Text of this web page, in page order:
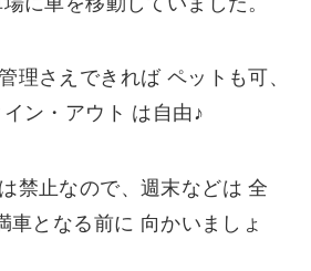
理さえできれば ペットも可、
ン・アウト は自由♪
禁止なので、週末などは 全
車となる前に 向かいましょ